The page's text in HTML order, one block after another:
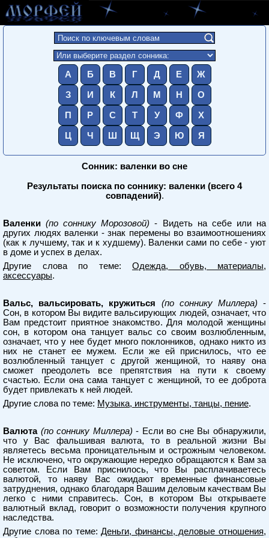
А Б В Г Д Е Ж
З И К Л М Н О
П Р С Т У Ф Х
Ц Ч Ш Щ Э Ю Я
Сонник: валенки во сне
Результаты поиска по соннику: валенки (всего 4
совпадений).
Валенки (по соннику Морозовой) - Видеть на себе или на
других людях валенки - знак перемены во взаимоотношениях
(как к лучшему, так и к худшему). Валенки сами по себе - уют
в доме и успех в делах.
Другие слова по теме: Одежда, обувь, материалы,
аксессуары.
Вальс, вальсировать, кружиться (по соннику Миллера) -
Сон, в котором Вы видите вальсирующих людей, означает, что
Вам предстоит приятное знакомство. Для молодой женщины
сон, в котором она танцует вальс со своим возлюбленным,
означает, что у нее будет много поклонников, однако никто из
них не станет ее мужем. Если же ей приснилось, что ее
возлюбленный танцует с другой женщиной, то наяву она
сможет преодолеть все препятствия на пути к своему
счастью. Если она сама танцует с женщиной, то ее доброта
будет привлекать к ней людей.
Другие слова по теме: Музыка, инструменты, танцы, пение.
Валюта (по соннику Миллера) - Если во сне Вы обнаружили,
что у Вас фальшивая валюта, то в реальной жизни Вы
являетесь весьма проницательным и острожным человеком.
Не исключено, что окружающие нередко обращаются к Вам за
советом. Если Вам приснилось, что Вы расплачиваетесь
валютой, то наяву Вас ожидают временные финансовые
затруднения, однако благодаря Вашим деловым качествам Вы
легко с ними справитесь. Сон, в котором Вы открываете
валютный вклад, говорит о возможности получения крупного
наследства.
Другие слова по теме:Деньги, финансы, деловые отношения,